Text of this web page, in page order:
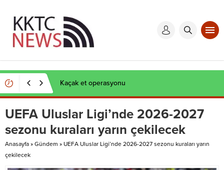
Kaçak et operasyonu
UEFA Uluslar Ligi’nde 2026-2027
sezonu kuraları yarın çekilecek
Anasayfa » Gündem » UEFA Uluslar Ligi’nde 2026-2027 sezonu kuraları yarın
çekilecek